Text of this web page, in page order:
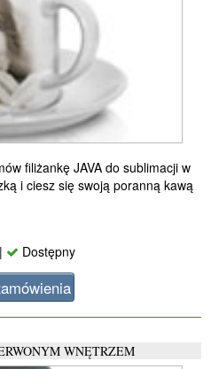
filiżankę JAVA do sublimacji w
i ciesz się swoją poranną kawą
Dostępny
WNĘTRZEM